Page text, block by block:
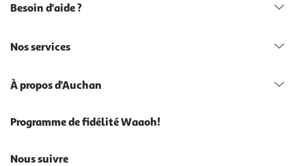
Besoin d'aide ?
Nos services
À propos d'Auchan
Programme de fidélité Waaoh!
Nous suivre